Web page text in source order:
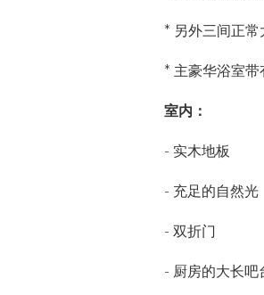
* 另外三间正
* 主豪华浴室
室内：
- 实木地板
- 充足的自然光
- 双折门
- 厨房的大长吧